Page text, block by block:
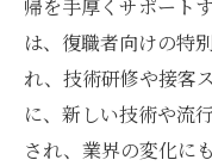
度
パートタイ
サロンで
美容院での
帰を手厚くサポート
は、復職者向けの特
れ、技術研修や接客
に、新しい技術や流
され、業界の変化に